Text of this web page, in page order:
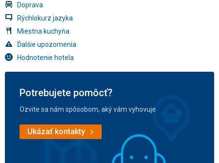
Doprava
Rýchlokurz jazyka
Miestna kuchyňa
Ďalšie upozornenia
Hodnotenie hotela
Potrebujete pomôcť?
Ozvite sa nám spôsobom, aký vám vyhovuje
Ukázať kontakty